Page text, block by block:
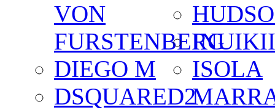
VON
FURSTENBERG
DIEGO M
DSQUARED2
INUIKII
ISOLA